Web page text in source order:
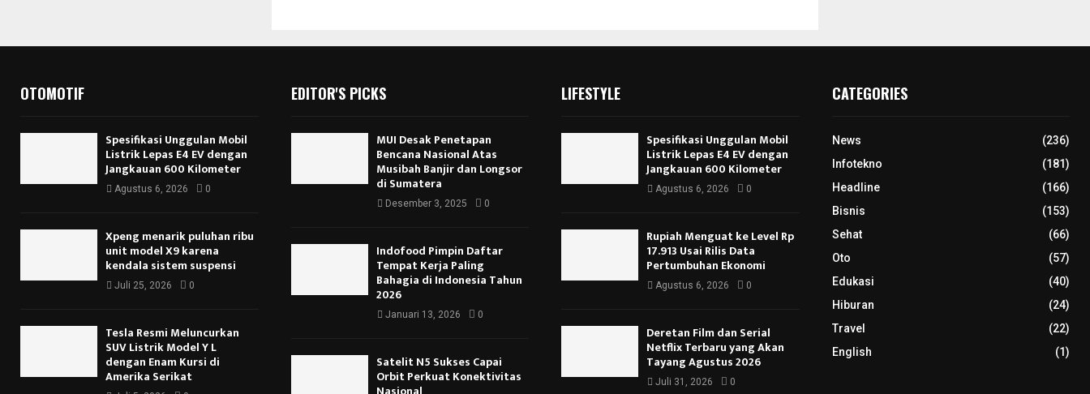
OTOMOTIF
Spesifikasi Unggulan Mobil
Listrik Lepas E4 EV dengan
Jangkauan 600 Kilometer
Agustus 6, 2026 0
Xpeng menarik puluhan ribu
unit model X9 karena
kendala sistem suspensi
Juli 25, 2026 0
Tesla Resmi Meluncurkan
SUV Listrik Model Y L
dengan Enam Kursi di
Amerika Serikat
EDITOR'S PICKS
MUI Desak Penetapan
Bencana Nasional Atas
Musibah Banjir dan Longsor
di Sumatera
Desember 3, 2025 0
Indofood Pimpin Daftar
Tempat Kerja Paling
Bahagia di Indonesia Tahun
2026
Januari 13, 2026 0
Satelit N5 Sukses Capai
Orbit Perkuat Konektivitas
LIFESTYLE
Spesifikasi Unggulan Mobil
Listrik Lepas E4 EV dengan
Jangkauan 600 Kilometer
Agustus 6, 2026 0
Rupiah Menguat ke Level Rp
17.913 Usai Rilis Data
Pertumbuhan Ekonomi
Agustus 6, 2026 0
Deretan Film dan Serial
Netflix Terbaru yang Akan
Tayang Agustus 2026
Juli 31, 2026 0
CATEGORIES
News
(236)
Infotekno
(181)
Headline
(166)
Bisnis
(153)
Sehat
(66)
Oto
(57)
Edukasi
(40)
Hiburan
(24)
Travel
(22)
English
(1)